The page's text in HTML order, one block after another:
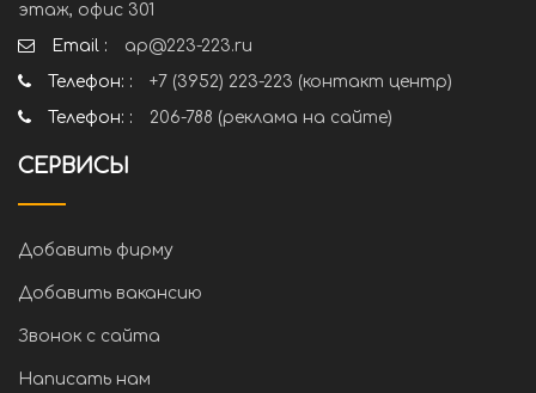
этаж, офис 301
Email :
ap@223-223.ru
Телефон: :
+7 (3952) 223-223 (контакт центр)
Телефон: :
206-788 (реклама на сайте)
СЕРВИСЫ
Добавить фирму
Добавить вакансию
Звонок с сайта
Написать нам